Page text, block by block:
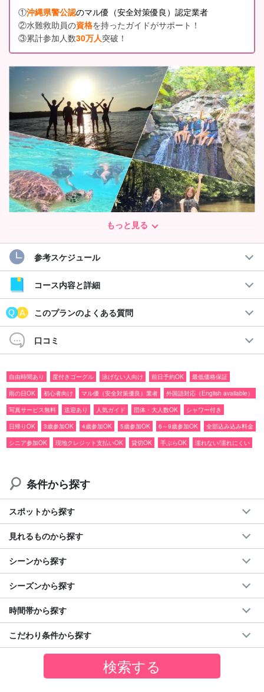
①沖縄県警公認のマル優（安全対策優良）認定業者
②水難救助員の資格を持ったガイドがサポート！
③累計参加人数30万人突破！
自分たちのペースで！贅沢プライベートツアー
ガイドを貸し切って、西表島を思いっきり遊びませんか？
西表島でやりたいことを事前に相談もOK！チャーターツアーで
は、他のお客様を気にすることなくお楽しみいただけます。
体験可能なアクティビティ
○SUP
○カヌー
○シュノーケリング
（ビーチエントリー）
○トレッキング
○由布島観光
○サンセットツアー
○ナイトツアー
※ガイドの貸切でフィールドの貸切ではございません。
⬇︎半日チャータープランはこちら⬇︎
【西表島/半日】ガイド貸切☆贅沢VIPチャータープラ
ン＜写真無料＆送迎付き＞柔軟対応◎自分たちのペー
所要時間：約3時間
70,000円
もっと見る
参考スケジュール
コース内容と詳細
このプランのよくある質問
口コミ
自由時間あり 度付きゴーグル 泳げない人向け 前日予約OK
最低価格保証
雨の日OK
初心者向け マル優（安全対策優良）業者
外国語対応（English available）
写真サービス無料
送迎あり 人気ガイド 団体・大人数OK
シャワー付き
日帰りOK
3歳参加OK 4歳参加OK 5歳参加OK 6～9歳参加OK
全部込み込み料金
シニア参加OK
現地クレジット支払いOK 貸切OK 手ぶらOK 濡れない/濡れにくい
条件から探す
スポットから探す
見れるものから探す
シーンから探す
シーズンから探す
時間帯から探す
こだわり条件から探す